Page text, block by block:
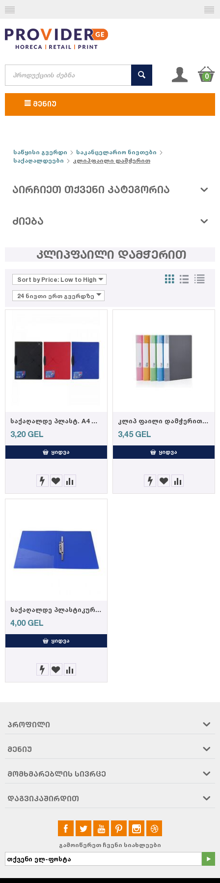
0
ᲛᲔᲜᲘᲣ
საწყისი გვერდი
საკანცელარიო ნივთები
საქაღალდეები
კლიპფაილი დამჭერით
ᲐᲘᲠᲩᲘᲔᲗ ᲗᲥᲕᲔᲜᲘ ᲙᲐᲢᲔᲒᲝᲠᲘᲐ
ᲫᲘᲔᲑᲐ
კლიპფაილი დამჭერით
Sort by Price: Low to High
24 ნივთი ერთ გვერდზე
საქაღალდე პლასტ. A4 დამჭერით 5450 DELI
3,20 GEL
ᲧᲘᲓᲕᲐ
კლიპ ფაილი დამჭერით XN 301A
3,45 GEL
ᲧᲘᲓᲕᲐ
საქაღალდე პლასტიკური კლიპ ფაილი დამჭერით A4 HL403401 (18/54)
4,00 GEL
ᲧᲘᲓᲕᲐ
ᲞᲠᲝᲤᲘᲚᲘ
ᲛᲔᲜᲘᲣ
ᲛᲝᲛᲮᲛᲐᲠᲔᲑᲚᲘᲡ ᲡᲘᲕᲠᲪᲔ
ᲓᲐᲒᲕᲘᲙᲐᲨᲘᲠᲓᲘᲗ
გამოიწერეთ ჩვენი სიახლეები